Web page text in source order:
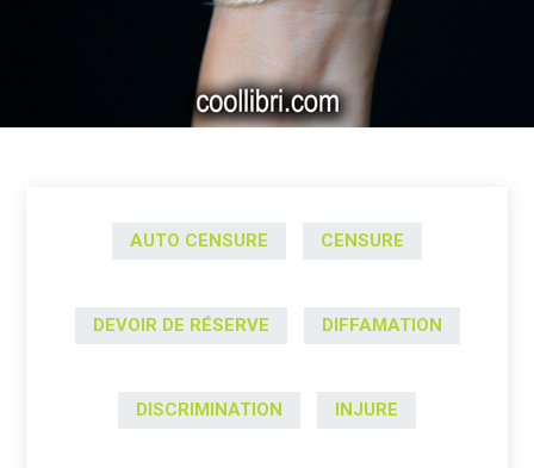
AUTO CENSURE CENSURE
DEVOIR DE RÉSERVE DIFFAMATION
DISCRIMINATION INJURE